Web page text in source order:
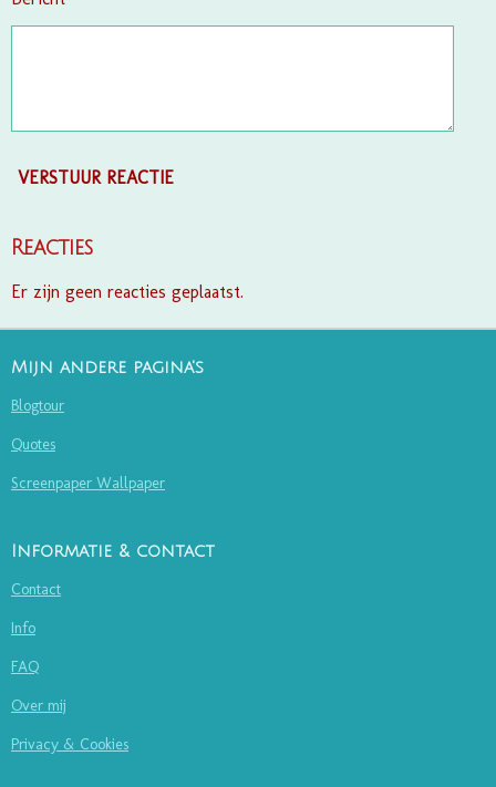
VERSTUUR REACTIE
Reacties
Er zijn geen reacties geplaatst.
Mijn andere pagina's
Blogtour
Quotes
Screenpaper Wallpaper
Informatie & contact
Contact
Info
FAQ
Over mij
Privacy & Cookies